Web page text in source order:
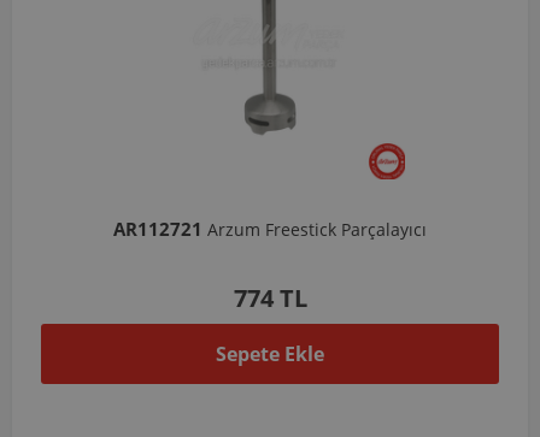
AR112721 Arzum Freestick Parçalayıcı
774 TL
Sepete Ekle